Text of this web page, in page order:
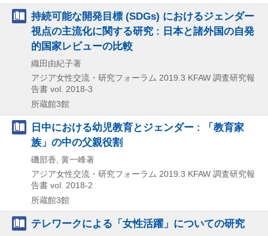
持続可能な開発目標 (SDGs) におけるジェンダー
視点の主流化に関する研究 : 日本と諸外国の自発
的国家レビューの比較
織田由紀子著
アジア女性交流・研究フォーラム 2019.3 KFAW 調査研究報
告書 vol. 2018-3
所蔵館3館
日中における幼児教育とジェンダー : 「教育家
族」の中の父親役割
磯部香, 黄一峰著
アジア女性交流・研究フォーラム 2019.3 KFAW 調査研究報
告書 vol. 2018-2
所蔵館3館
テレワークによる「女性活躍」についての研究